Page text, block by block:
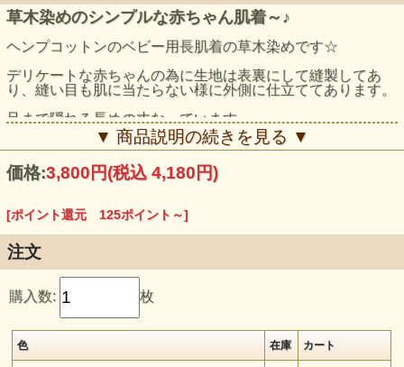
草木染めのシンプルな赤ちゃん肌着～♪
ヘンプコットンのベビー用長肌着の草木染めです☆
デリケートな赤ちゃんの為に生地は表裏にして縫製してあ
り、縫い目も肌に当たらない様に外側に仕立ててあります。
足まで隠れる長めの丈なっています。
出産祝いにも是非どうぞ☆
▼ 商品説明の続きを見る ▼
価格:3,800円(税込 4,180円)
[ポイント還元 125ポイント～]
注文
購入数: 枚
色 在庫 カート